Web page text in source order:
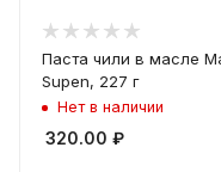
Паста чили в масле
Supen, 227 г
Нет в наличии
320.00 ₽